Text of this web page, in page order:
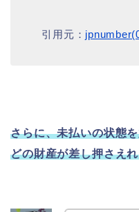
引用元：
さらに、未払いの状態
どの財産が差し押さえ